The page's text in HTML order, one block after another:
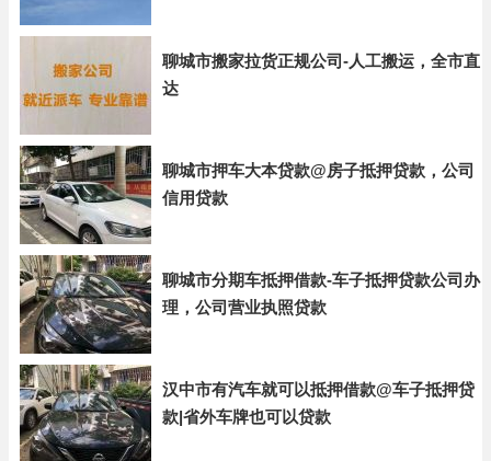
聊城市搬家拉货正规公司-人工搬运，全市直
达
聊城市押车大本贷款@房子抵押贷款，公司
信用贷款
聊城市分期车抵押借款-车子抵押贷款公司办
理，公司营业执照贷款
汉中市有汽车就可以抵押借款@车子抵押贷
款|省外车牌也可以贷款